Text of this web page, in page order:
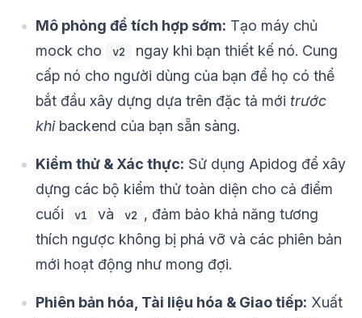
Mô phỏng để tích hợp sớm: Tạo máy chủ
mock cho
v2
ngay khi bạn thiết kế nó. Cung
cấp nó cho người dùng của bạn để họ có thể
bắt đầu xây dựng dựa trên đặc tả mới trước
khibackend của bạn sẵn sàng.
Kiểm thử & Xác thực: Sử dụng Apidog để xây
dựng các bộ kiểm thử toàn diện cho cả điểm
cuối
v1 và v2 , đảm bảo khả năng tương
thích ngược không bị phá vỡ và các phiên bản
mới hoạt động như mong đợi.
Phiên bản hóa, Tài liệu hóa & Giao tiếp: Xuất